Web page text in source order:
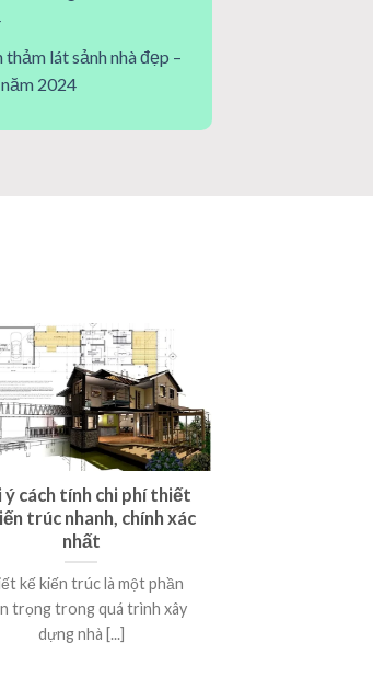
lát sảnh nhà đẹp –
2024
ý cách tính chi phí thiết
trúc nhanh, chính xác
nhất
kế kiến trúc là một phần
trọng trong quá trình xây
dựng nhà [...]